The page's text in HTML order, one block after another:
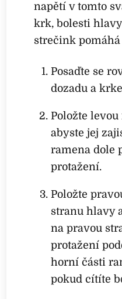
napětí v tomto
krk, bolesti
strečink
Posaďte se
dozadu a
Položte
abyste jej
ramena dole
protažení.
Položte
stranu hlavy
na pravou
protažení
horní části
pokud cítíte